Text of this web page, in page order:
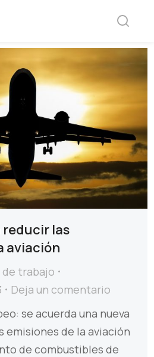
reducir las
aviación
de trabajo
Deja un comentario
se acuerda una nueva
emisiones de la aviación
de combustibles de